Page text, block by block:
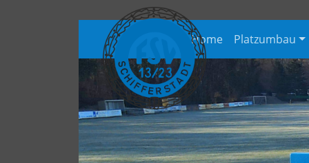
Home Platzumbau